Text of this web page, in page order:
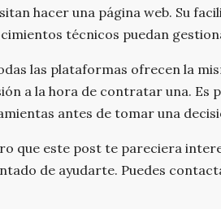
hacer una página web. Su
técnicos puedan
las plataformas ofrecen la
a la hora de contratar una. Es
antes de tomar una
que este post te pareciera
de ayudarte. Puedes